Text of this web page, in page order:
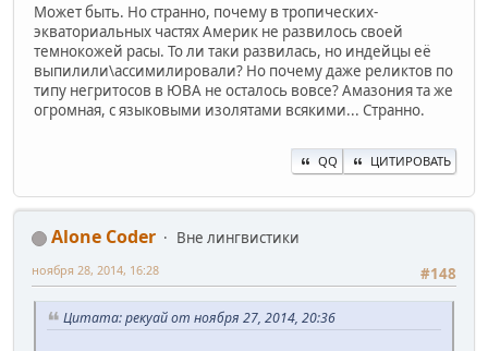
Может быть. Но странно, почему в тропических-
экваториальных частях Америк не развилось своей
темнокожей расы. То ли таки развилась, но индейцы её
выпилили\ассимилировали? Но почему даже реликтов по
типу негритосов в ЮВА не осталось вовсе? Амазония та же
огромная, с языковыми изолятами всякими... Странно.
QQ ЦИТИРОВАТЬ
Alone Coder
Вне лингвистики
#148
ноября 28, 2014, 16:28
Цитата: рекуай от ноября 27, 2014, 20:36